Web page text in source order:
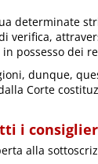
determinate
verifica,
possesso dei
dunque,
Corte
i
alla